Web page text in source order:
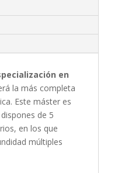
en
la más completa
Este máster es
de 5
en los que
múltiples